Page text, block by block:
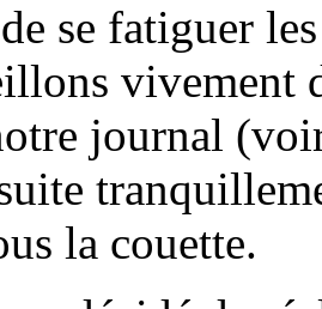
se fatiguer
vivement
journal
la couette.